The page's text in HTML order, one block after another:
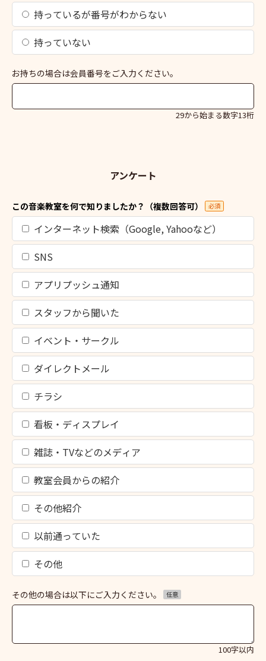
持っているが番号がわからない
持っていない
お持ちの場合は会員番号をご入力ください。
29から始まる数字13桁
アンケート
この音楽教室を何で知りましたか？（複数回答可） 必須
インターネット検索（Google, Yahooなど）
SNS
アプリプッシュ通知
スタッフから聞いた
イベント・サークル
ダイレクトメール
チラシ
看板・ディスプレイ
雑誌・TVなどのメディア
教室会員からの紹介
その他紹介
以前通っていた
その他
その他の場合は以下にご入力ください。 任意
100字以内